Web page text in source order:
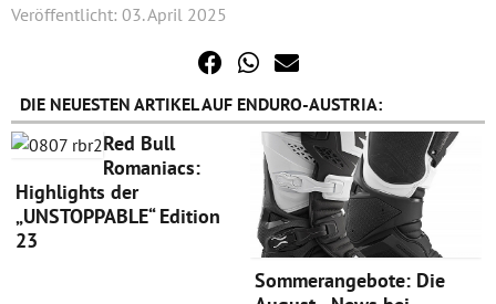
Veröffentlicht: 03. April 2025
DIE NEUESTEN ARTIKEL AUF ENDURO-AUSTRIA:
Red Bull
Romaniacs:
Highlights der
„UNSTOPPABLE“ Edition
23
Sommerangebote: Die